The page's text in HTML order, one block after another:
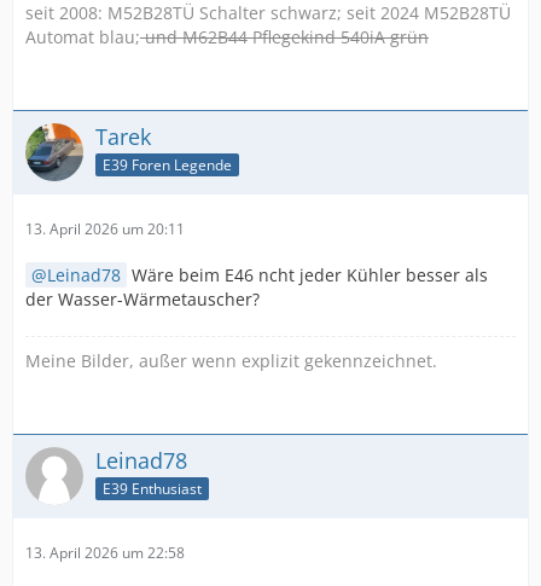
seit 2008: M52B28TÜ Schalter schwarz; seit 2024 M52B28TÜ
Automat blau;und M62B44 Pflegekind 540iA grün
Tarek
E39 Foren Legende
13. April 2026 um 20:11
Leinad78 Wäre beim E46 ncht jeder Kühler besser als
der Wasser-Wärmetauscher?
Meine Bilder, außer wenn explizit gekennzeichnet.
Leinad78
E39 Enthusiast
13. April 2026 um 22:58